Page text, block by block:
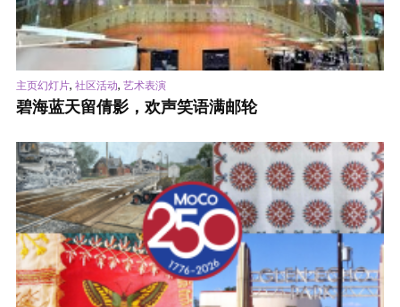
主页幻灯片, 社区活动, 艺术表演
碧海蓝天留倩影，欢声笑语满邮轮